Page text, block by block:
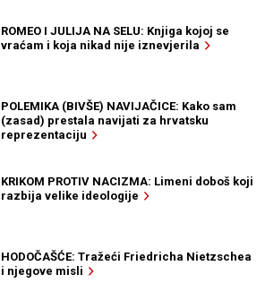
ROMEO I JULIJA NA SELU: Knjiga kojoj se
vraćam i koja nikad nije iznevjerila
POLEMIKA (BIVŠE) NAVIJAČICE: Kako sam
(zasad) prestala navijati za hrvatsku
reprezentaciju
KRIKOM PROTIV NACIZMA: Limeni doboš koji
razbija velike ideologije
HODOČAŠĆE: Tražeći Friedricha Nietzschea
i njegove misli